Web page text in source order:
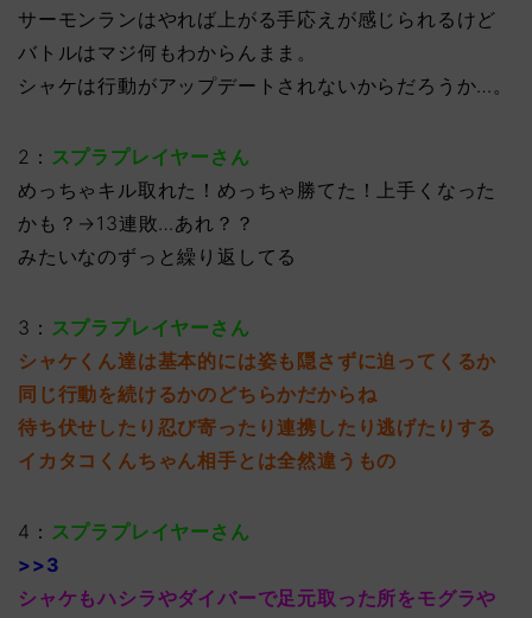
サーモンランはやれば上がる手応えが感じられるけど
バトルはマジ何もわからんまま。
シャケは行動がアップデートされないからだろうか…。
2： スプラプレイヤーさん
めっちゃキル取れた！めっちゃ勝てた！上手くなった
かも？→13連敗…あれ？？
みたいなのずっと繰り返してる
3： スプラプレイヤーさん
シャケくん達は基本的には姿も隠さずに迫ってくるか
同じ行動を続けるかのどちらかだからね
待ち伏せしたり忍び寄ったり連携したり逃げたりする
イカタコくんちゃん相手とは全然違うもの
4： スプラプレイヤーさん
>>3
シャケもハシラやダイバーで足元取った所をモグラや